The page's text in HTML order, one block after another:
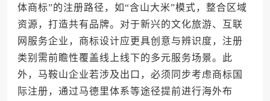
体商标”的注册路径，如“含山大米”模式，整合区域
资源，打造共有品牌。对于新兴的文化旅游、互联
网服务企业，商标设计应更具创意与辨识度，注册
类别需前瞻性覆盖线上线下的多元服务场景。此
外，马鞍山企业若涉及出口，必须同步考虑商标国
际注册，通过马德里体系等途径提前进行海外布